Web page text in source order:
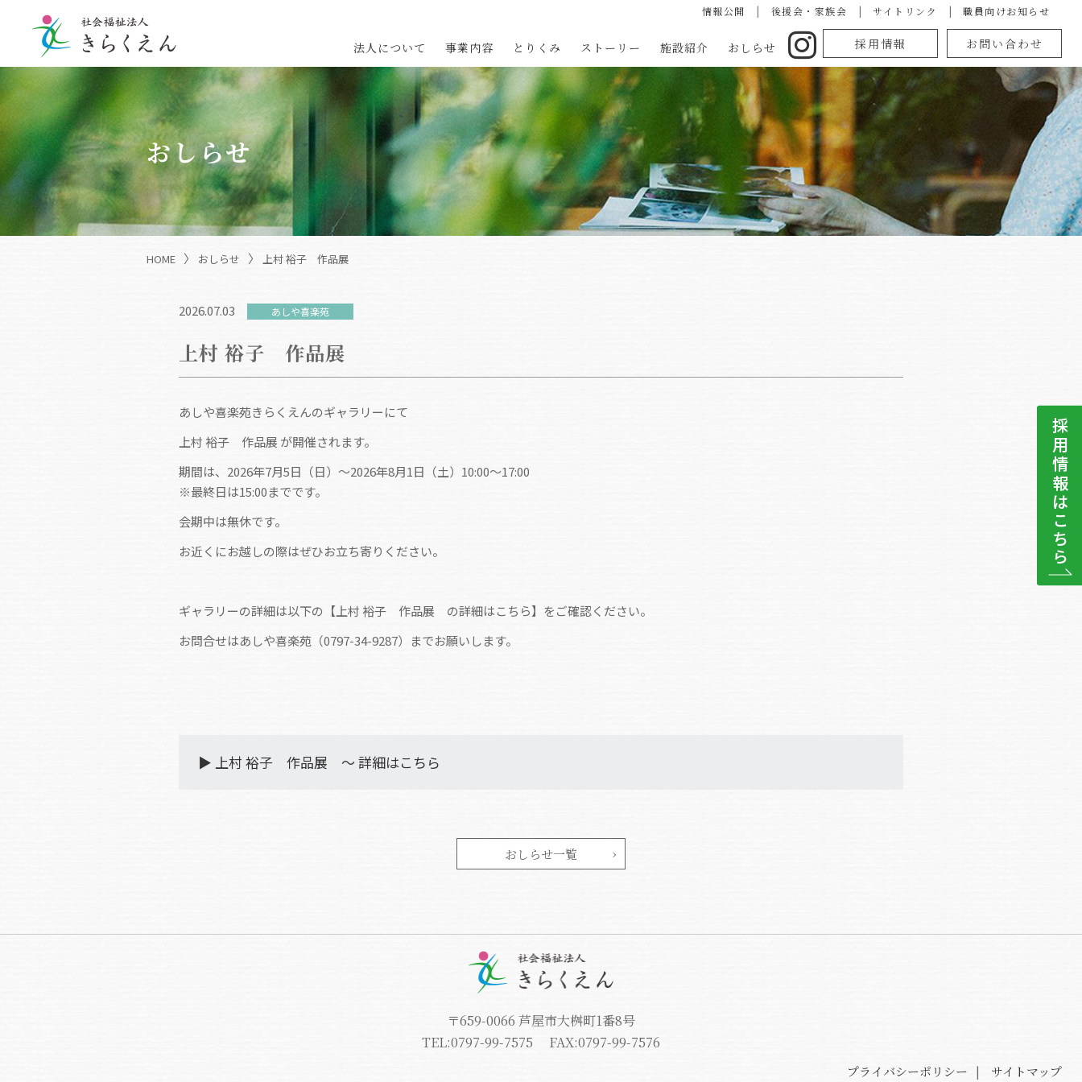
法人について 事業内容 とりくみ ストーリー 施設紹介 おしらせ
情報公開 | 後援会・家族会 | サイトリンク | 職員向けお知らせ
採用情報 お問い合わせ
おしらせ
HOME 〉 おしらせ 〉 上村 裕子 作品展
2026.07.03 あしや喜楽苑
上村 裕子 作品展
あしや喜楽苑きらくえんのギャラリーにて
上村 裕子 作品展 が開催されます。
期間は、2026年7月5日（日）〜2026年8月1日（土）10:00～17:00
※最終日は15:00までです。
会期中は無休です。
お近くにお越しの際はぜひお立ち寄りください。
ギャラリーの詳細は以下の【上村 裕子 作品展 の詳細はこちら】をご確認ください。
お問合せはあしや喜楽苑（0797-34-9287）までお願いします。
▶︎ 上村 裕子 作品展 ～ 詳細はこちら
おしらせ一覧
〒659-0066 芦屋市大桝町1番8号
TEL:0797-99-7575
FAX:0797-99-7576
プライバシーポリシー サイトマップ